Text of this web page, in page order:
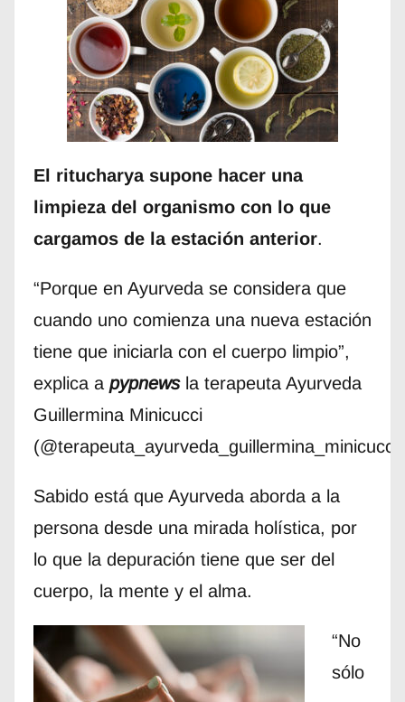
El ritucharya supone hacer una
limpieza del organismo con lo que
cargamos de la estación anterior.
“Porque en Ayurveda se considera que
cuando uno comienza una nueva estación
tiene que iniciarla con el cuerpo limpio”,
explica a pypnewsla terapeuta Ayurveda
Guillermina Minicucci
Sabido está que Ayurveda aborda a la
persona desde una mirada holística, por
lo que la depuración tiene que ser del
cuerpo, la mente y el alma.
“No
sólo